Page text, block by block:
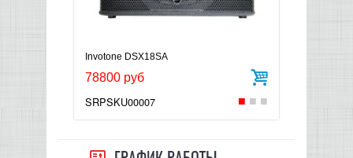
Invotone DSX18SA
78800 руб
SRPSKU00007